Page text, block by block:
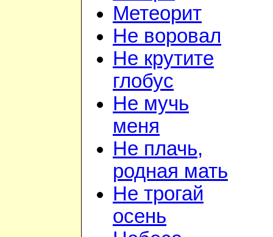
Метеорит
Не воровал
Не крутите
глобус
Не мучь
меня
Не плачь,
родная мать
Не трогай
осень